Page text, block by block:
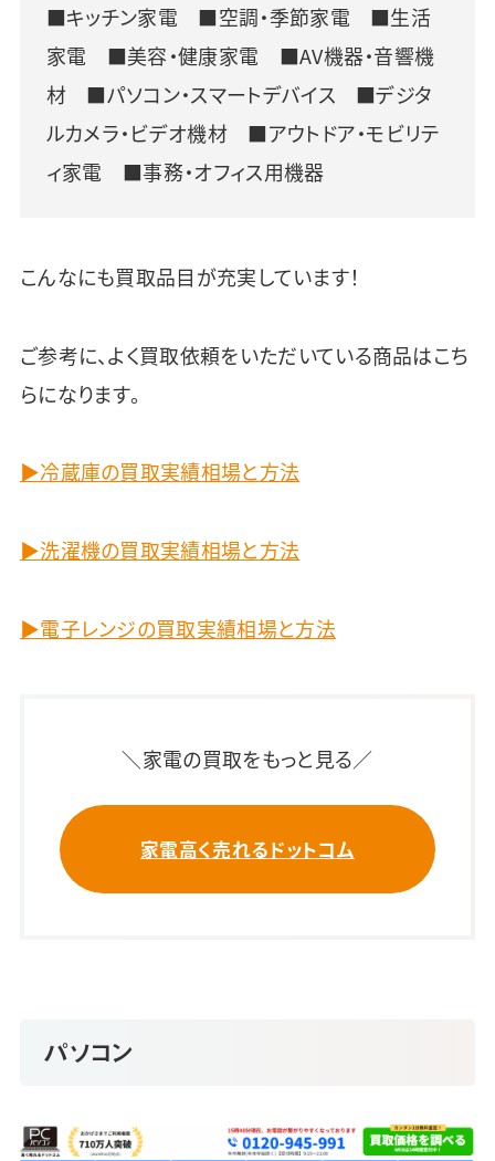
■キッチン家電 ■空調・季節家電 ■生活
家電 ■美容・健康家電 ■AV機器・音響機
材 ■パソコン・スマートデバイス ■デジタ
ルカメラ・ビデオ機材 ■アウトドア・モビリテ
ィ家電 ■事務・オフィス用機器
こんなにも買取品目が充実しています！
ご参考に、よく買取依頼をいただいている商品はこち
らになります。
▶冷蔵庫の買取実績相場と方法
▶洗濯機の買取実績相場と方法
▶電子レンジの買取実績相場と方法
＼家電の買取をもっと見る／
家電高く売れるドットコム
パソコン